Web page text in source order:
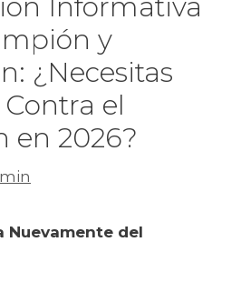
Informativa
y
¿Necesitas
el
en 2026?
Nuevamente del